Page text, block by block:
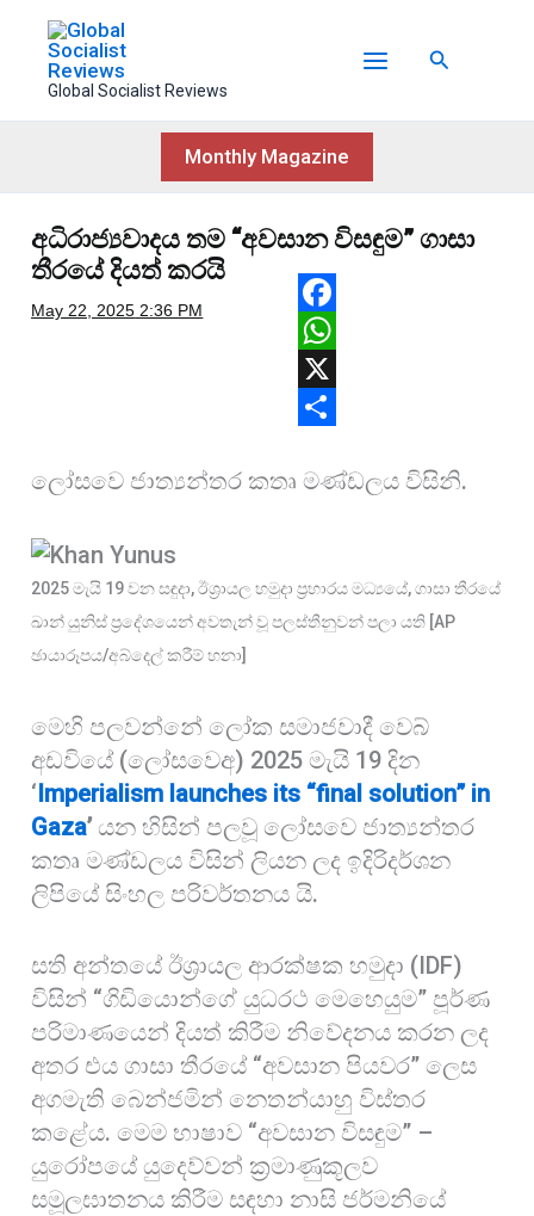
contentGlobal Socialist Reviews
Search
Monthly Magazine
අධිරාජ්‍යවාදය තම “අවසාන විසඳුම” ගාසා
තීරයේ දියත් කරයි
May 22, 2025 2:36 PM
F
a
c
b
k
W
h
t
p
p
X
h
e
ලෝසවෙ ජාත්‍යන්තර කතෘ මණ්ඩලය විසිනි.
2025 මැයි 19 වන සඳුදා, ඊශ්‍රායල හමුදා ප්‍රහාරය මධ්‍යයේ, ගාසා තීරයේ
ඛාන් යුනිස් ප්‍රදේශයෙන් අවතැන් වූ පලස්තීනුවන් පලා යති [AP
ඡායාරූපය/අබ්දෙල් කරීම් හනා]
මෙහි පලවන්නේ ලෝක සමාජවාදී වෙබ්
අඩවියේ (ලෝසවෙඅ) 2025 මැයි 19 දින
‘Imperialism launches its “final solution” in
Gaza’ යන හිසින් පලවූ ලෝසවෙ ජාත්‍යන්තර
කතෘ මණ්ඩලය විසින් ලියන ලද ඉදිරිදර්ශන
ලිපියේ සිංහල පරිවර්තනය යි.
සති අන්තයේ ඊශ්‍රායල ආරක්ෂක හමුදා (IDF)
විසින් “ගිඩියොන්ගේ යුධරථ මෙහෙයුම” පූර්ණ
පරිමාණයෙන් දියත් කිරීම නිවේදනය කරන ලද
අතර එය ගාසා තීරයේ “අවසාන පියවර” ලෙස
අගමැති බෙන්ජමින් නෙතන්යාහු විස්තර
කළේය. මෙම භාෂාව “අවසාන විසඳුම” –
යුරෝපයේ යුදෙව්වන් ක්‍රමාණුකූලව
සමූලඝාතනය කිරීම සඳහා නාසි ජර්මනියේ